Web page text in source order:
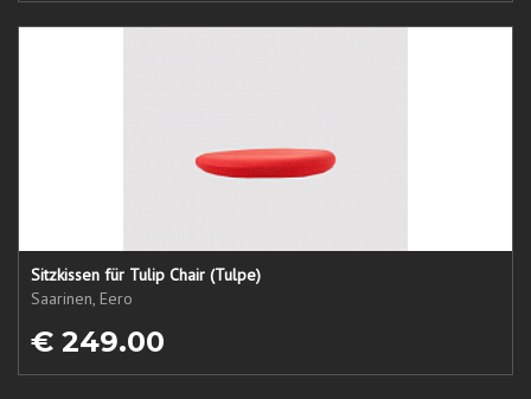
Sitzkissen für Tulip Chair (Tulpe)
Saarinen, Eero
€ 249.00